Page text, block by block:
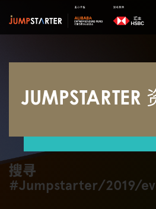
JUMPSTARTER
搜寻
#Jumpstarter/2019/